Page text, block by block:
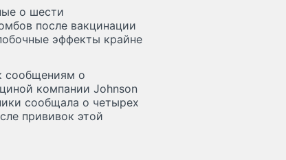
о шести
после вакцинации
эффекты крайне
сообщениям о
компании Johnson
сообщала о четырех
прививок этой